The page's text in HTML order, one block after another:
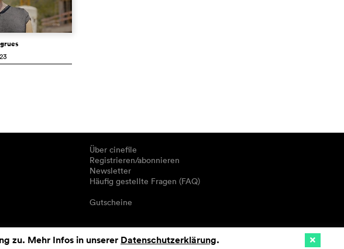
Über cinefile
Registrieren/abonnieren
Newsletter
Häufig gestellte Fragen (FAQ)
Gutscheine
zu. Mehr Infos in unserer Datenschutzerklärung.